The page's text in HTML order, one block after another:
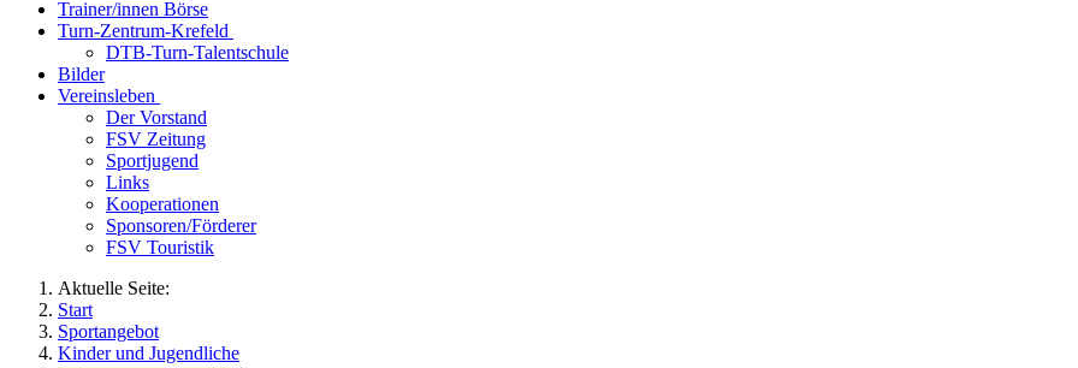
Trainer/innen Börse
Turn-Zentrum-Krefeld
DTB-Turn-Talentschule
Bilder
Vereinsleben
Der Vorstand
FSV Zeitung
Sportjugend
Links
Kooperationen
Sponsoren/Förderer
FSV Touristik
Aktuelle Seite:
Start
Sportangebot
Kinder und Jugendliche